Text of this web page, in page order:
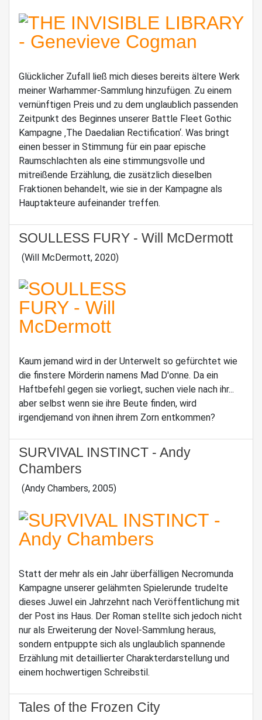
Glücklicher Zufall ließ mich dieses bereits ältere Werk
meiner Warhammer-Sammlung hinzufügen. Zu einem
vernünftigen Preis und zu dem unglaublich passenden
Zeitpunkt des Beginnes unserer Battle Fleet Gothic
Kampagne ‚The Daedalian Rectification‘. Was bringt
einen besser in Stimmung für ein paar epische
Raumschlachten als eine stimmungsvolle und
mitreißende Erzählung, die zusätzlich dieselben
Fraktionen behandelt, wie sie in der Kampagne als
Hauptakteure aufeinander treffen.
SOULLESS FURY - Will McDermott
(Will McDermott, 2020)
Kaum jemand wird in der Unterwelt so gefürchtet wie
die finstere Mörderin namens Mad D'onne. Da ein
Haftbefehl gegen sie vorliegt, suchen viele nach ihr...
aber selbst wenn sie ihre Beute finden, wird
irgendjemand von ihnen ihrem Zorn entkommen?
SURVIVAL INSTINCT - Andy
Chambers
(Andy Chambers, 2005)
Statt der mehr als ein Jahr überfälligen Necromunda
Kampagne unserer gelähmten Spielerunde trudelte
dieses Juwel ein Jahrzehnt nach Veröffentlichung mit
der Post ins Haus. Der Roman stellte sich jedoch nicht
nur als Erweiterung der Novel-Sammlung heraus,
sondern entpuppte sich als unglaublich spannende
Erzählung mit detaillierter Charakterdarstellung und
einem hochwertigen Schreibstil.
Tales of the Frozen City